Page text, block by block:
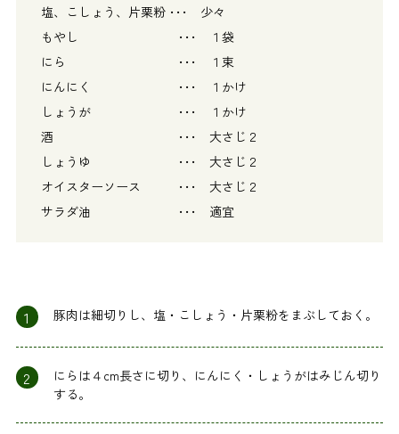
塩、こしょう、片栗粉 ･･･ 少々
もやし ･･･ １袋
にら ･･･ １束
にんにく ･･･ １かけ
しょうが ･･･ １かけ
酒 ･･･ 大さじ２
しょうゆ ･･･ 大さじ２
オイスターソース ･･･ 大さじ２
サラダ油 ･･･ 適宜
1 豚肉は細切りし、塩・こしょう・片栗粉をまぶしておく。
2
にらは４cm長さに切り、にんにく・しょうがはみじん切り
する。